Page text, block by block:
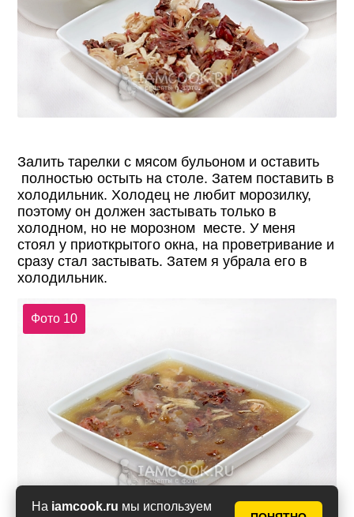
На iamcook.ru мы используем
Залить тарелки с мясом бульоном и оставить
полностью остыть на столе. Затем поставить в
холодильник. Холодец не любит морозилку,
поэтому он должен застывать только в
холодном, но не морозном месте. У меня
стоял у приоткрытого окна, на проветривание и
сразу стал застывать. Затем я убрала его в
холодильник.
Фото 10